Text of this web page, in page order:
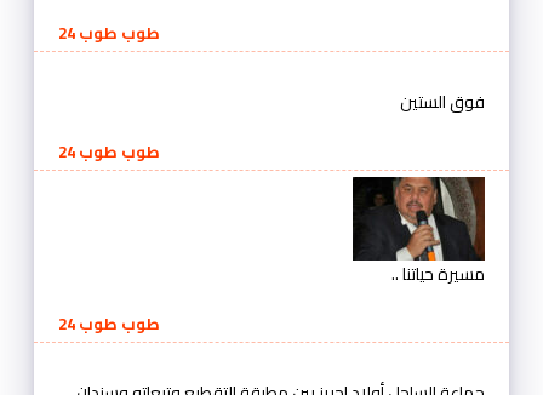
طوب طوب 24
فوق الستين
طوب طوب 24
مسيرة حياتنا ..
طوب طوب 24